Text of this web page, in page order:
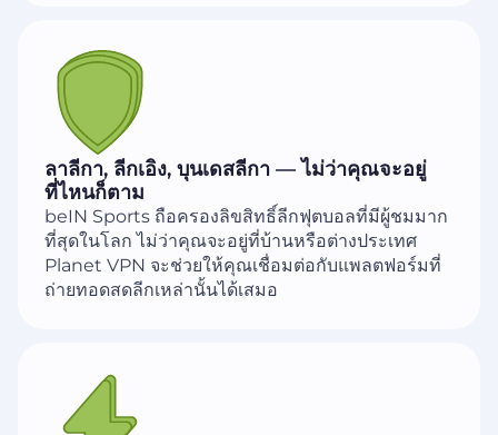
ลาลีกา, ลีกเอิง, บุนเดสลีกา — ไม่ว่าคุณจะอยู่
ที่ไหนก็ตาม
beIN Sports ถือครองลิขสิทธิ์ลีกฟุตบอลที่มีผู้ชมมาก
ที่สุดในโลก ไม่ว่าคุณจะอยู่ที่บ้านหรือต่างประเทศ
Planet VPN จะช่วยให้คุณเชื่อมต่อกับแพลตฟอร์มที่
ถ่ายทอดสดลีกเหล่านั้นได้เสมอ